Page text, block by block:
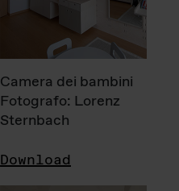
Camera dei bambini
Fotografo: Lorenz
Sternbach
Download